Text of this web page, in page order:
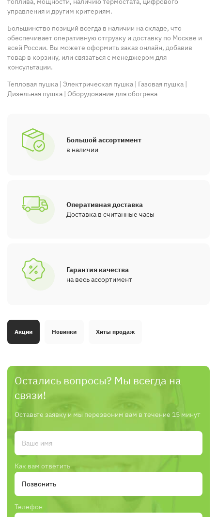
управления и другим критериям.
Большинство позиций всегда в наличии на складе, что
обеспечивает оперативную отгрузку и доставку по Москве и
всей России. Вы можете оформить заказ онлайн, добавив
товар в корзину, или связаться с менеджером для
консультации.
Тепловая пушка | Электрическая пушка | Газовая пушка |
Дизельная пушка | Оборудование для обогрева
Большой ассортимент
в наличии
Оперативная доставка
Доставка в считанные часы
Гарантия качества
на весь ассортимент
Акции Новинки Хиты продаж
Остались вопросы? Мы всегда на
связи!
Оставьте заявку и мы перезвоним вам в течение 15 минут
Как вам ответить
Телефон